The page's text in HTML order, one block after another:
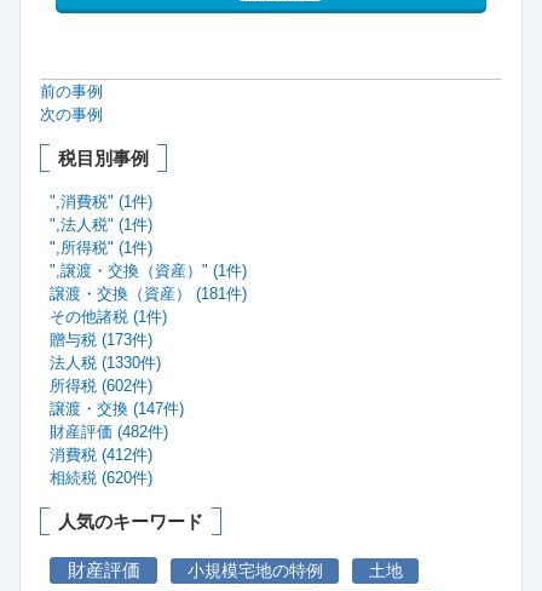
前の事例
次の事例
税目別事例
",消費税" (1件)
",法人税" (1件)
",所得税" (1件)
",譲渡・交換（資産）" (1件)
譲渡・交換（資産） (181件)
その他諸税 (1件)
贈与税 (173件)
法人税 (1330件)
所得税 (602件)
譲渡・交換 (147件)
財産評価 (482件)
消費税 (412件)
相続税 (620件)
人気のキーワード
財産評価 小規模宅地の特例 土地